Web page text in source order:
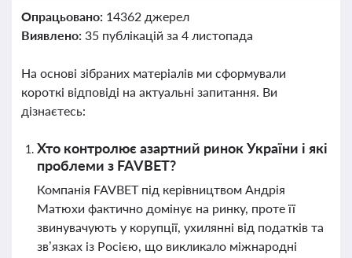
Опрацьовано: 14362 джерел
Виявлено: 35 публікацій за 4 листопада
На основі зібраних матеріалів ми сформували
короткі відповіді на актуальні запитання. Ви
дізнаєтесь:
Хто контролює азартний ринок України і які
проблеми з FAVBET?
Компанія FAVBET під керівництвом Андрія
Матюхи фактично домінує на ринку, проте її
звинувачують у корупції, ухилянні від податків та
зв’язках із Росією, що викликало міжнародні